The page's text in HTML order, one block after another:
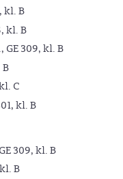
kl. B
kl. B
GE 309, kl. B
B
C
kl. B
309, kl. B
B